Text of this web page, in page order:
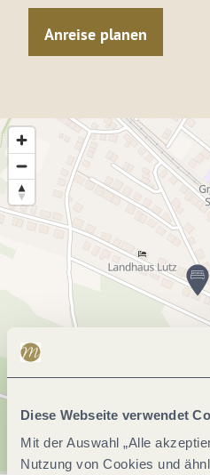
Diese Webseite verwendet
Mit der Auswahl „Alle
Nutzung von Cookies und
Anreise planen